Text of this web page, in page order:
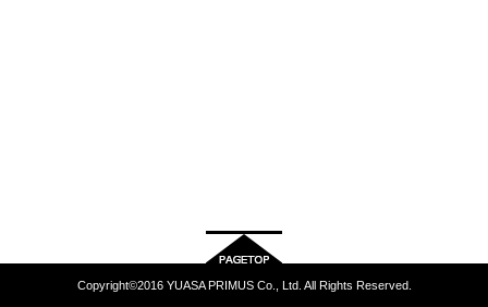
Copyright©2016 YUASA PRIMUS Co., Ltd. All Rights Reserved.